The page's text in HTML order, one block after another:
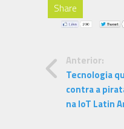
Share
Anterior:
Tecnologia
contra a
na IoT Latin